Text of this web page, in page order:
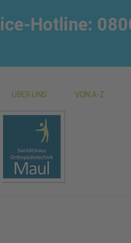
Hotline:
ÜBER UNS VON A-Z